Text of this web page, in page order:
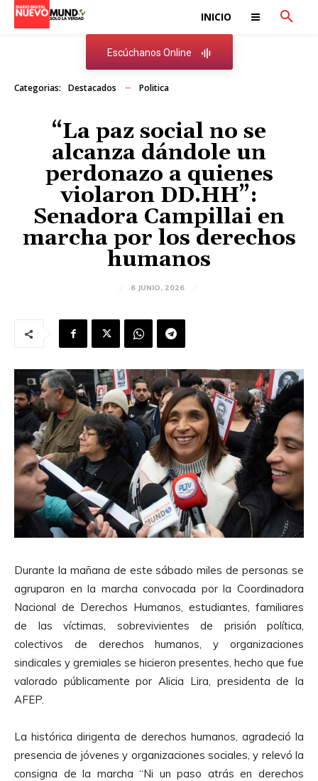
INICIO
Escúchanos Online
Categorias: Destacados Politica
“La paz social no se
alcanza dándole un
perdonazo a quienes
violaron DD.HH”:
Senadora Campillai en
marcha por los derechos
humanos
6 JUNIO, 2026
Durante la mañana de este sábado miles de personas se
agruparon en la marcha convocada por la Coordinadora
Nacional de Derechos Humanos, estudiantes, familiares
de las víctimas, sobrevivientes de prisión política,
colectivos de derechos humanos, y organizaciones
sindicales y gremiales se hicieron presentes, hecho que fue
valorado públicamente por Alicia Lira, presidenta de la
AFEP.
La histórica dirigenta de derechos humanos, agradeció la
presencia de jóvenes y organizaciones sociales, y relevó la
consigna de la marcha “Ni un paso atrás en derechos